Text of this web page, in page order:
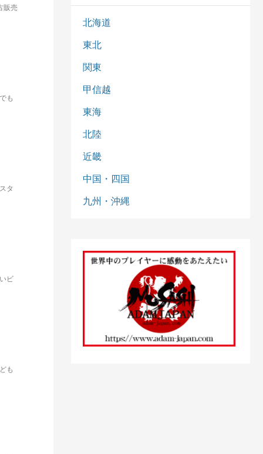
販売
も
タ
ビ
も
北海道
東北
関東
甲信越
東海
北陸
近畿
中国・四国
九州・沖縄